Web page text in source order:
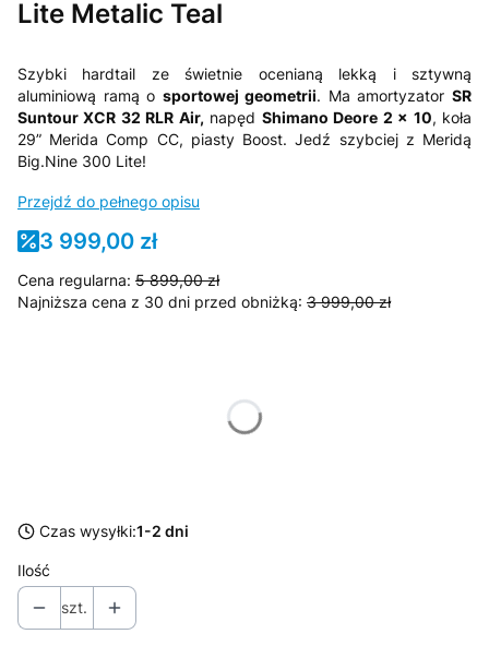
Lite Metalic Teal
Szybki hardtail ze świetnie ocenianą lekką i sztywną
aluminiową ramą o sportowej geometrii. Ma amortyzatorSR
Suntour XCR 32 RLR Air, napęd Shimano Deore 2 x 10, koła
29” Merida Comp CC, piasty Boost. Jedź szybciej z Meridą
Big.Nine 300 Lite!
Przejdź do pełnego opisu
3 999,00 zł
Cena regularna: 5 899,00 zł
Najniższa cena z 30 dni przed obniżką: 3 999,00 zł
Czas wysyłki:1-2 dni
Ilość
szt.